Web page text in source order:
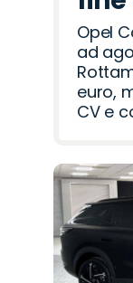
Opel
ad
euro,
CV e